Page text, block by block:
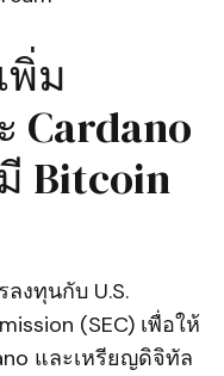
พิ่ม
Cardano
Bitcoin
งทุนกับ U.S.
(SEC) เพื่อให้
และเหรียญดิจิทัล